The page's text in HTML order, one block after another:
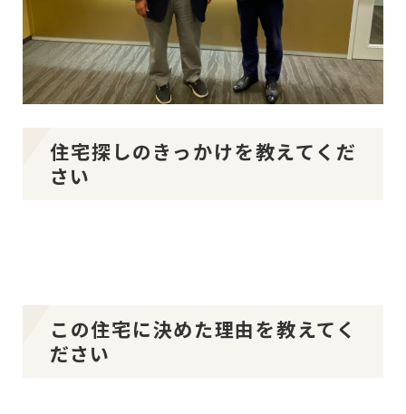
住宅探しのきっかけを教えてくだ
さい
この住宅に決めた理由を教えてく
ださい